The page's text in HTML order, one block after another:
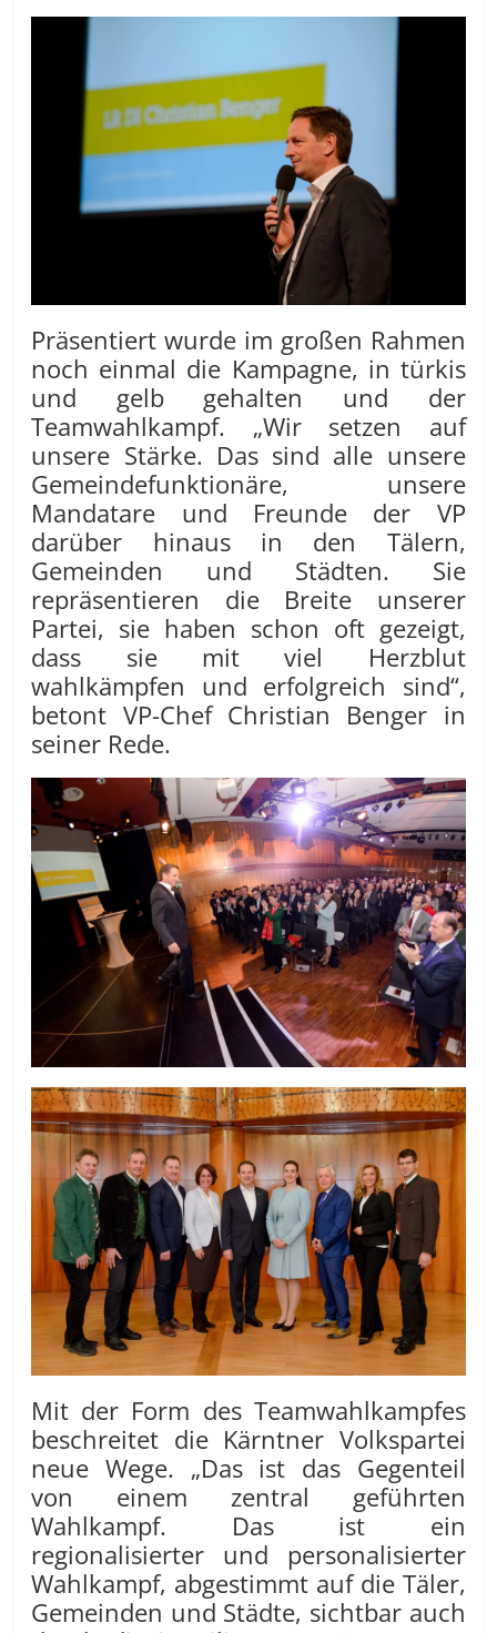
Präsentiert wurde im großen Rahmen
noch einmal die Kampagne, in türkis
und gelb gehalten und der
Teamwahlkampf. „Wir setzen auf
unsere Stärke. Das sind alle unsere
Gemeindefunktionäre, unsere
Mandatare und Freunde der VP
darüber hinaus in den Tälern,
Gemeinden und Städten. Sie
repräsentieren die Breite unserer
Partei, sie haben schon oft gezeigt,
dass sie mit viel Herzblut
wahlkämpfen und erfolgreich sind“,
betont VP-Chef Christian Benger in
seiner Rede.
Mit der Form des Teamwahlkampfes
beschreitet die Kärntner Volkspartei
neue Wege. „Das ist das Gegenteil
von einem zentral geführten
Wahlkampf. Das ist ein
regionalisierter und personalisierter
Wahlkampf, abgestimmt auf die Täler,
Gemeinden und Städte, sichtbar auch